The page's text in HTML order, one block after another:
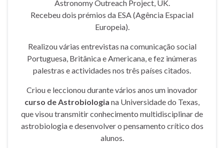
Astronomy Outreach Project, UK.
Recebeu dois prémios da ESA (Agência Espacial
Europeia).
Realizou várias entrevistas na comunicação social
Portuguesa, Britânica e Americana, e fez inúmeras
palestras e actividades nos três países citados.
Criou e leccionou durante vários anos um inovador
curso de Astrobiologia na Universidade do Texas,
que visou transmitir conhecimento multidisciplinar de
astrobiologia e desenvolver o pensamento crítico dos
alunos.